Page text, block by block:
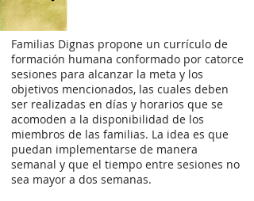
Familias Dignas propone un currículo de
formación humana conformado por catorce
sesiones para alcanzar la meta y los
objetivos mencionados, las cuales deben
ser realizadas en días y horarios que se
acomoden a la disponibilidad de los
miembros de las familias. La idea es que
puedan implementarse de manera
semanal y que el tiempo entre sesiones no
sea mayor a dos semanas.